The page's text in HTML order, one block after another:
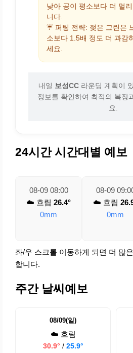
낮아 공이 평소보다 더 멀
니다.
☔ 퍼팅 전략: 젖은 그린은
소보다 1.5배 정도 더 과감
세요.
내일 보성CC 라운딩 계획이
정보를 확인하여 최적의 복장
요.
24시간 시간대별 예보
08-09 08:00
☁️ 흐림 26.4°
0mm
08-09
☁️ 흐림
0mm
좌/우 스크롤 이동하게 되면 더 많
합니다.
주간 날씨예보
08/09(일)
☁️ 흐림
30.9° / 25.9°